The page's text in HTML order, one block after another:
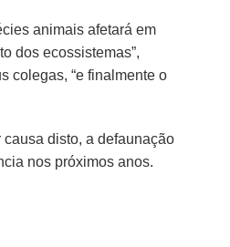
animais afetará em
dos ecossistemas”,
colegas, “e finalmente o
disto, a defaunação
nos próximos anos.